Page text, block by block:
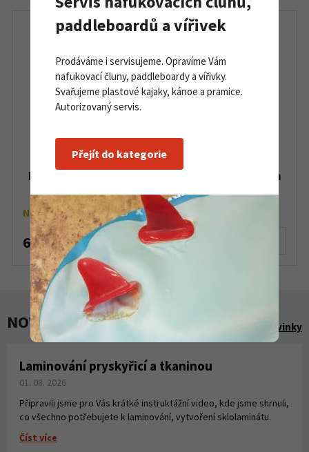
Baterie Improve 100Ah 12,8V LiFePo4 Bluetooth
Na objednávku
6 600 Kč
NOVINKY A AKCE Zobrazit všechny novinky
Laminování pryskyřicí a tkaninou
01. 08. 2026
Připravili jsme pro Vás krátké instruktážní video, kde jsme shrnuli,
co všechno potřebujete k laminování, vytvoření sklolaminátu.
Číst více
paddleboardů a vířivek
Prodáváme i servisujeme. Opravíme Vám
nafukovací čluny, paddleboardy a vířivky.
Svařujeme plastové kajaky, kánoe a pramice.
Autorizovaný servis.
Přejít do kategorie